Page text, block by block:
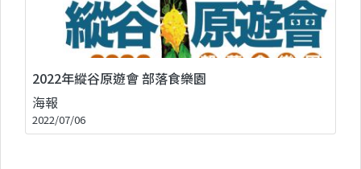
2022年縱谷原遊會 部落食樂園
海報
2022/07/06